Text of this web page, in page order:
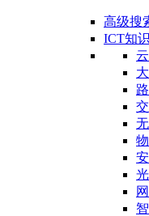
高级搜
ICT知